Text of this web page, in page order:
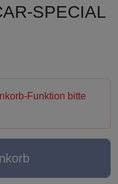
SPECIAL
Funktion bitte